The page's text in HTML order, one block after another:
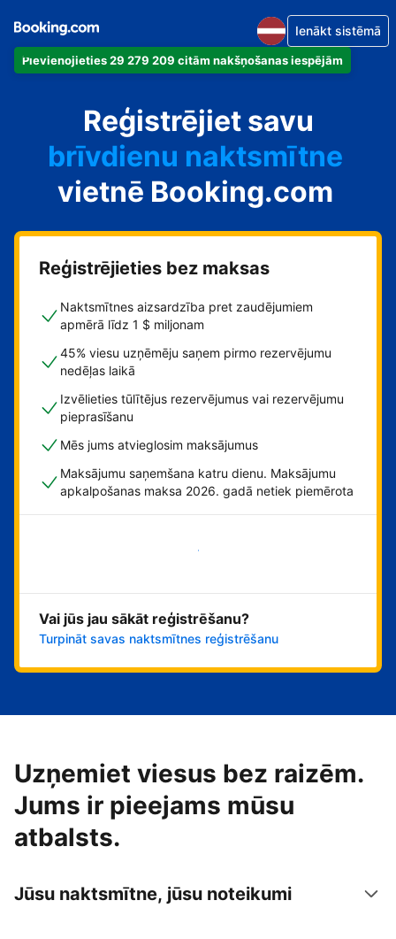
Pievienojieties 29 279 209 citām nakšņošanas iespējām
Ienākt sistēmā
Reģistrējiet savu
dzīvokli
viesnīcu
brīvdienu naktsmītne
viesu namu
pansiju
vietnē Booking.com
Reģistrējieties bez maksas
Naktsmītnes aizsardzība pret zaudējumiem
apmērā līdz 1 $ miljonam
45% viesu uzņēmēju saņem pirmo rezervējumu
nedēļas laikā
Izvēlieties tūlītējus rezervējumus vai rezervējumu
pieprasīšanu
Mēs jums atvieglosim maksājumus
Maksājumu saņemšana katru dienu. Maksājumu
apkalpošanas maksa 2026. gadā netiek piemērota
Sāciet tūlīt!
Vai jūs jau sākāt reģistrēšanu?
Turpināt savas naktsmītnes reģistrēšanu
Uzņemiet viesus bez raizēm.
Jums ir pieejams mūsu
atbalsts.
Jūsu naktsmītne, jūsu noteikumi